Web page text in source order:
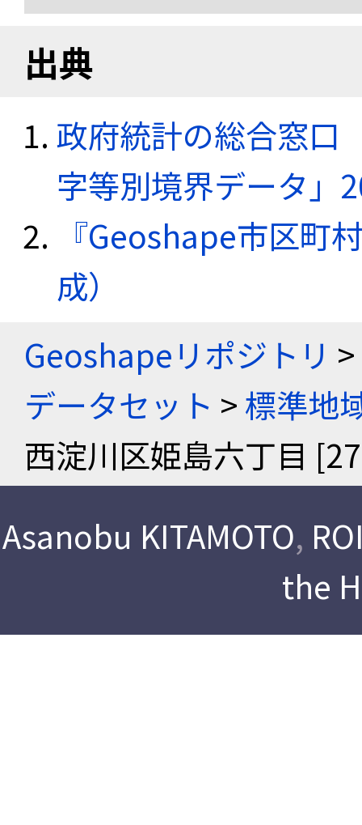
出典
政府統計の総合窓口
字等別境界データ」
『Geoshape市区町
成）
Geoshapeリポジトリ >
データセット >標準地
西淀川区姫島六丁目
Asanobu KITAMOTO,
the